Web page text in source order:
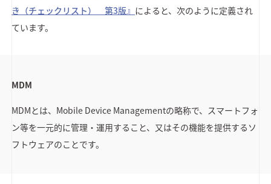
き（チェックリスト） 第3版』 によると、次のように定義され
ています。
MDM
MDMとは、Mobile Device Managementの略称で、スマートフォ
ン等を一元的に管理・運用すること、又はその機能を提供するソ
フトウェアのことです。